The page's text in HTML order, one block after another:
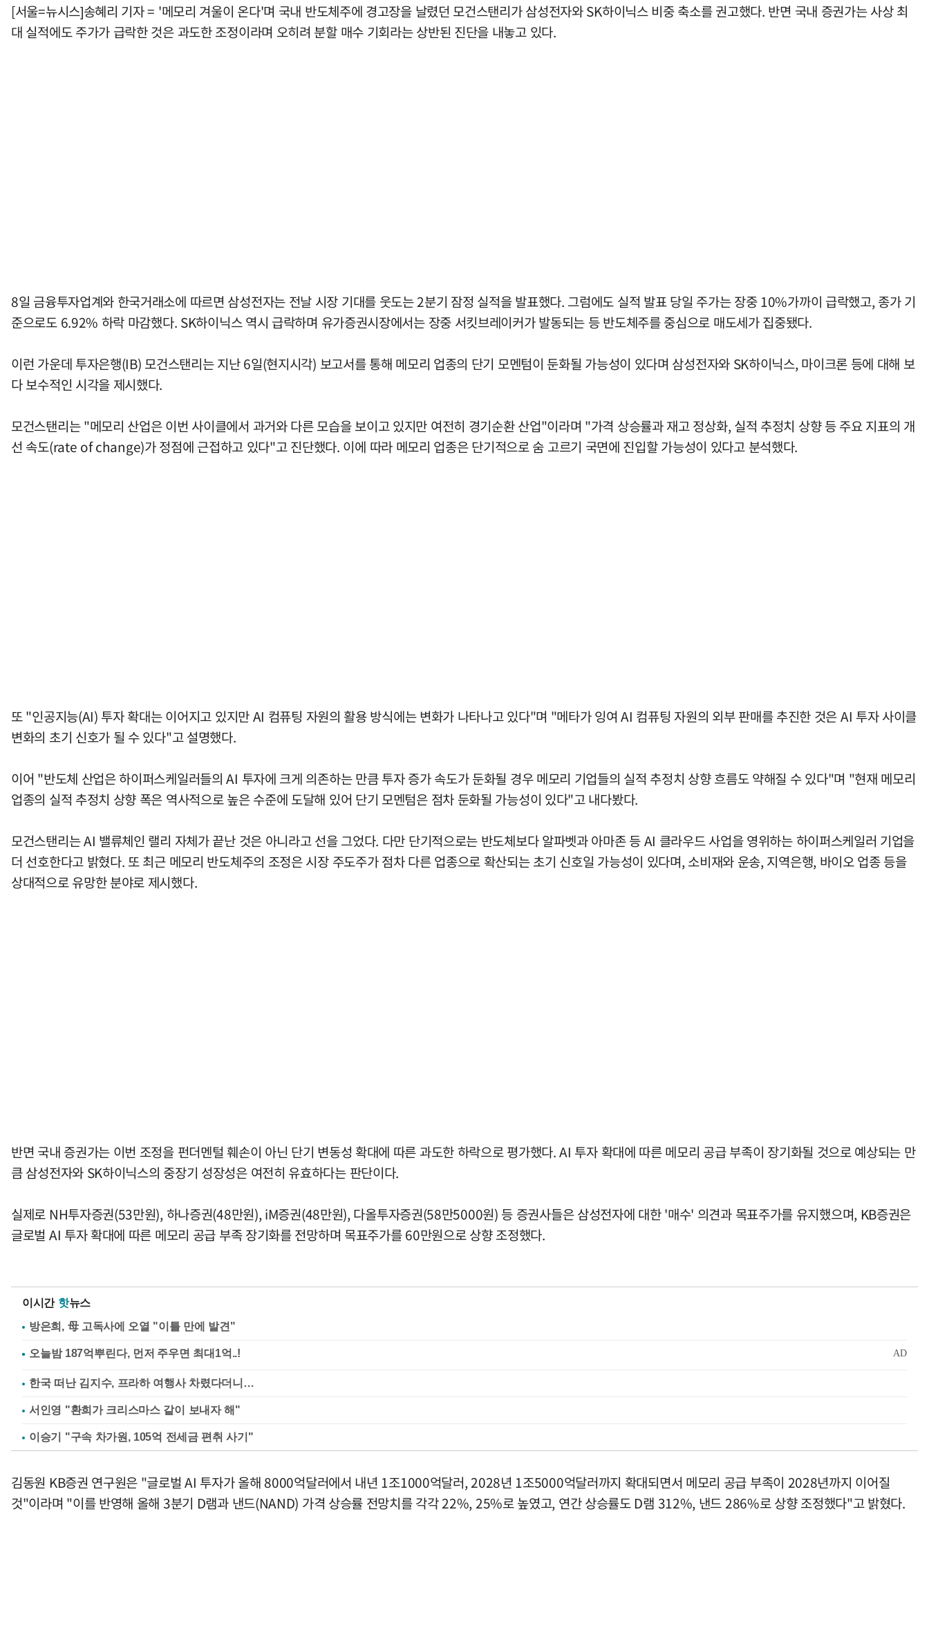
[서울=뉴시스]송혜리 기자 = '메모리 겨울이 온다'며 국내 반도체주에 경고장을 날렸던 모건스탠리가 삼성전자와 SK하이닉스 비중 축소를 권고했다. 반면 국내 증권가는 사상 최
대 실적에도 주가가 급락한 것은 과도한 조정이라며 오히려 분할 매수 기회라는 상반된 진단을 내놓고 있다.
8일 금융투자업계와 한국거래소에 따르면 삼성전자는 전날 시장 기대를 웃도는 2분기 잠정 실적을 발표했다. 그럼에도 실적 발표 당일 주가는 장중 10%가까이 급락했고, 종가 기
준으로도 6.92% 하락 마감했다. SK하이닉스 역시 급락하며 유가증권시장에서는 장중 서킷브레이커가 발동되는 등 반도체주를 중심으로 매도세가 집중됐다.
이런 가운데 투자은행(IB) 모건스탠리는 지난 6일(현지시각) 보고서를 통해 메모리 업종의 단기 모멘텀이 둔화될 가능성이 있다며 삼성전자와 SK하이닉스, 마이크론 등에 대해 보
다 보수적인 시각을 제시했다.
모건스탠리는 "메모리 산업은 이번 사이클에서 과거와 다른 모습을 보이고 있지만 여전히 경기순환 산업"이라며 "가격 상승률과 재고 정상화, 실적 추정치 상향 등 주요 지표의 개
선 속도(rate of change)가 정점에 근접하고 있다"고 진단했다. 이에 따라 메모리 업종은 단기적으로 숨 고르기 국면에 진입할 가능성이 있다고 분석했다.
또 "인공지능(AI) 투자 확대는 이어지고 있지만 AI 컴퓨팅 자원의 활용 방식에는 변화가 나타나고 있다"며 "메타가 잉여 AI 컴퓨팅 자원의 외부 판매를 추진한 것은 AI 투자 사이클
변화의 초기 신호가 될 수 있다"고 설명했다.
이어 "반도체 산업은 하이퍼스케일러들의 AI 투자에 크게 의존하는 만큼 투자 증가 속도가 둔화될 경우 메모리 기업들의 실적 추정치 상향 흐름도 약해질 수 있다"며 "현재 메모리
업종의 실적 추정치 상향 폭은 역사적으로 높은 수준에 도달해 있어 단기 모멘텀은 점차 둔화될 가능성이 있다"고 내다봤다.
모건스탠리는 AI 밸류체인 랠리 자체가 끝난 것은 아니라고 선을 그었다. 다만 단기적으로는 반도체보다 알파벳과 아마존 등 AI 클라우드 사업을 영위하는 하이퍼스케일러 기업을
더 선호한다고 밝혔다. 또 최근 메모리 반도체주의 조정은 시장 주도주가 점차 다른 업종으로 확산되는 초기 신호일 가능성이 있다며, 소비재와 운송, 지역은행, 바이오 업종 등을
상대적으로 유망한 분야로 제시했다.
반면 국내 증권가는 이번 조정을 펀더멘털 훼손이 아닌 단기 변동성 확대에 따른 과도한 하락으로 평가했다. AI 투자 확대에 따른 메모리 공급 부족이 장기화될 것으로 예상되는 만
큼 삼성전자와 SK하이닉스의 중장기 성장성은 여전히 유효하다는 판단이다.
실제로 NH투자증권(53만원), 하나증권(48만원), iM증권(48만원), 다올투자증권(58만5000원) 등 증권사들은 삼성전자에 대한 '매수' 의견과 목표주가를 유지했으며, KB증권은
글로벌 AI 투자 확대에 따른 메모리 공급 부족 장기화를 전망하며 목표주가를 60만원으로 상향 조정했다.
이시간 핫뉴스
방은희, 母 고독사에 오열 "이틀 만에 발견"
한국 떠난 김지수, 프라하 여행사 차렸다더니…
서인영 "환희가 크리스마스 같이 보내자 해"
이승기 "구속 차가원, 105억 전세금 편취 사기"
김동원 KB증권 연구원은 "글로벌 AI 투자가 올해 8000억달러에서 내년 1조1000억달러, 2028년 1조5000억달러까지 확대되면서 메모리 공급 부족이 2028년까지 이어질
것"이라며 "이를 반영해 올해 3분기 D램과 낸드(NAND) 가격 상승률 전망치를 각각 22%, 25%로 높였고, 연간 상승률도 D램 312%, 낸드 286%로 상향 조정했다"고 밝혔다.